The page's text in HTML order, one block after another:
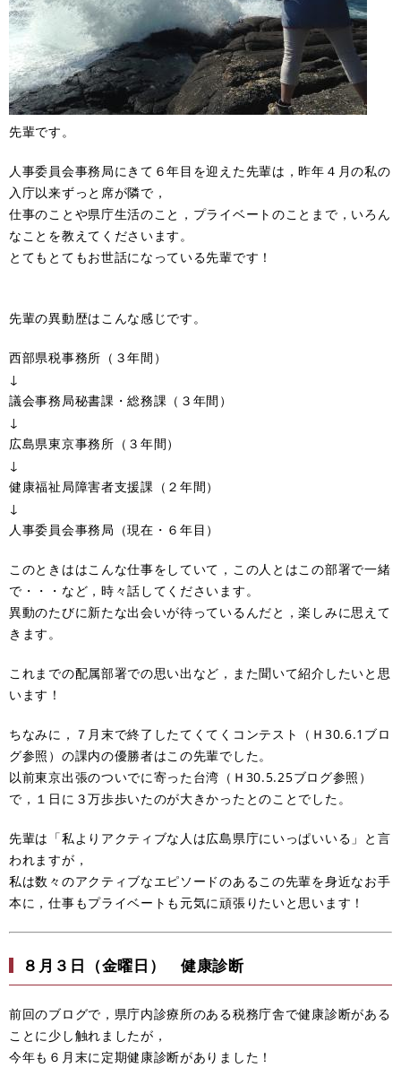
先輩です。
人事委員会事務局にきて６年目を迎えた先輩は，昨年４月の私の
入庁以来ずっと席が隣で，
仕事のことや県庁生活のこと，プライベートのことまで，いろん
なことを教えてくださいます。
とてもとてもお世話になっている先輩です！
先輩の異動歴はこんな感じです。
西部県税事務所（３年間）
↓
議会事務局秘書課・総務課（３年間）
↓
広島県東京事務所（３年間）
↓
健康福祉局障害者支援課（２年間）
↓
人事委員会事務局（現在・６年目）
このときははこんな仕事をしていて，この人とはこの部署で一緒
で・・・など，時々話してくださいます。
異動のたびに新たな出会いが待っているんだと，楽しみに思えて
きます。
これまでの配属部署での思い出など，また聞いて紹介したいと思
います！
ちなみに，７月末で終了したてくてくコンテスト（Ｈ30.6.1ブロ
グ参照）の課内の優勝者はこの先輩でした。
以前東京出張のついでに寄った台湾（Ｈ30.5.25ブログ参照）
で，１日に３万歩歩いたのが大きかったとのことでした。
先輩は「私よりアクティブな人は広島県庁にいっぱいいる」と言
われますが，
私は数々のアクティブなエピソードのあるこの先輩を身近なお手
本に，仕事もプライベートも元気に頑張りたいと思います！
８月３日（金曜日） 健康診断
前回のブログで，県庁内診療所のある税務庁舎で健康診断がある
ことに少し触れましたが，
今年も６月末に定期健康診断がありました！